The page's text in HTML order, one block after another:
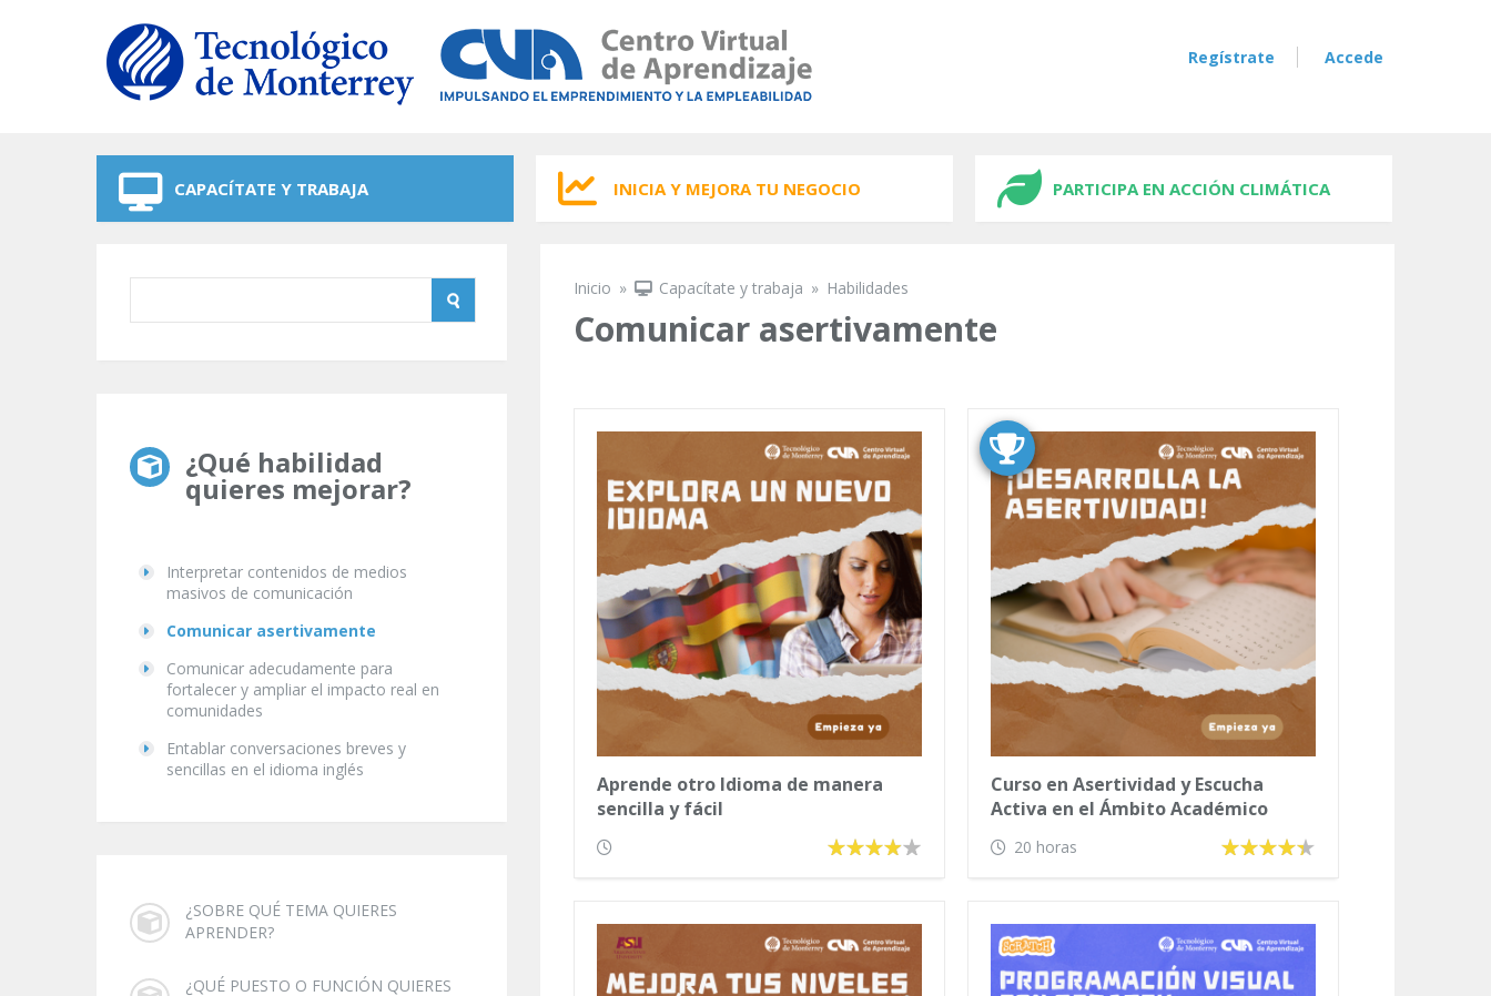
Regístrate Accede
CAPACÍTATE Y TRABAJA INICIA Y MEJORA TU NEGOCIO PARTICIPA EN ACCIÓN CLIMÁTICA
¿Qué habilidad
quieres mejorar?
Interpretar contenidos de medios
masivos de comunicación
Comunicar asertivamente
Comunicar adecudamente para
fortalecer y ampliar el impacto real en
comunidades
Entablar conversaciones breves y
sencillas en el idioma inglés
¿SOBRE QUÉ TEMA QUIERES
APRENDER?
¿QUÉ PUESTO O FUNCIÓN QUIERES
Se encuentra usted aquí
Inicio » Capacítate y trabaja » Habilidades
Comunicar asertivamente
Aprende otro Idioma de manera
sencilla y fácil
Curso en Asertividad y Escucha
Activa en el Ámbito Académico
20 horas